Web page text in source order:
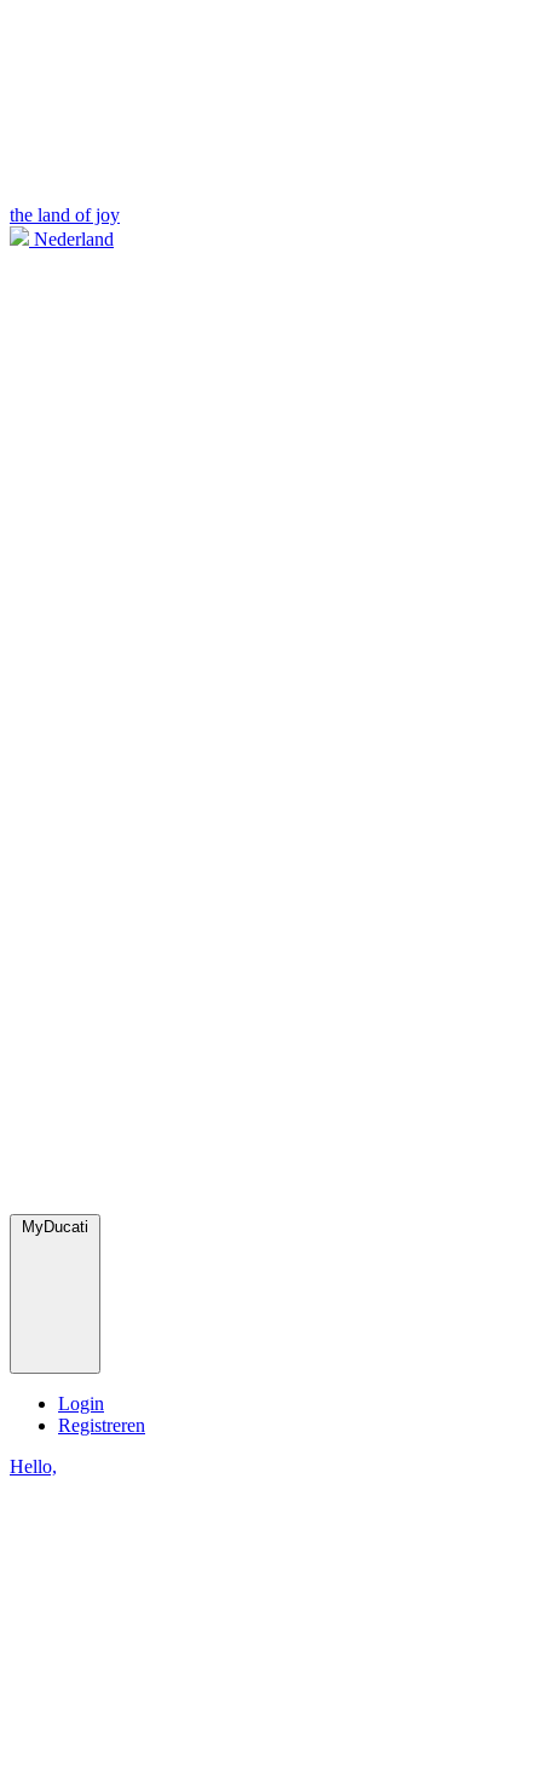
the land of joy
Nederland
MyDucati
Login
Registreren
Hello,